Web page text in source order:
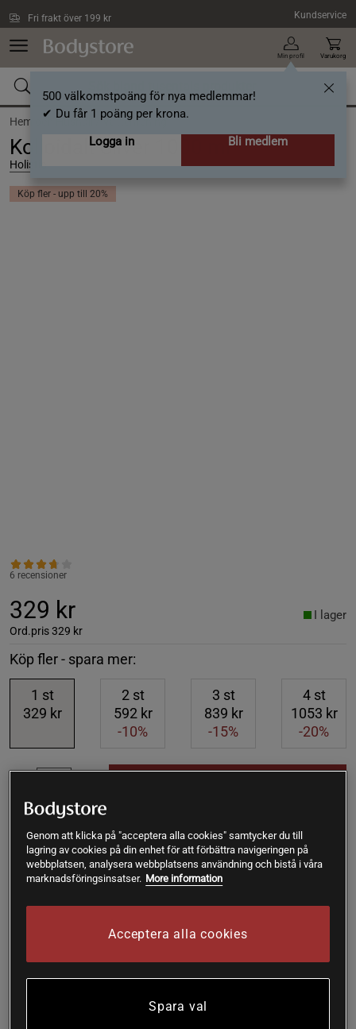
Fri frakt över 199 kr Kundservice
Min profil
500 välkomstpoäng för nya medlemmar!
✔ Du får 1 poäng per krona.
Logga in
Bli medlem
Varukorg
Hem och Hushåll /Vattenrening
Kolloidalt Silver 1000 ml
Holistic
Köp fler - upp till 20%
6 recensioner
329 kr
Ord.pris329 kr
I lager
Köp fler - spara mer:
1 st
329 kr
2 st
592 kr
-10%
3 st
839 kr
-15%
4st
1053 kr
-20%
Fri frakt över 199 kr Fri retur 14 dagars ångerrätt
BerntFramröstad topprecension
Kolloidalt Silver från Holistic används som ett
desinfektionsmedel för vattenrening.
Genom att klicka på "acceptera alla cookies" samtycker du till
lagring av cookies på din enhet för att förbättra navigeringen på
webbplatsen, analysera webbplatsens användning och bistå i våra
marknadsföringsinsatser. More information
Acceptera alla cookies
Spara val